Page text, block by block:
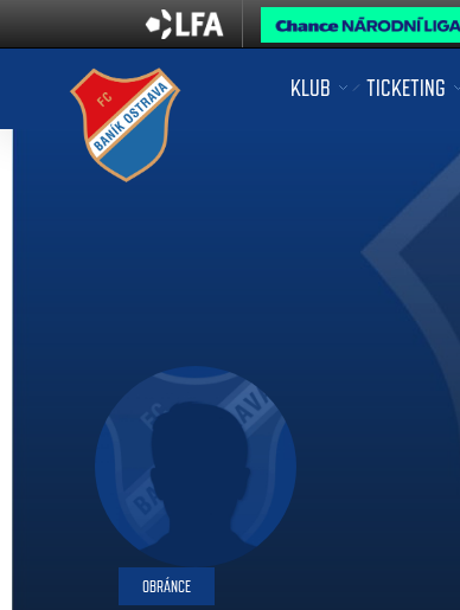
KLUB TICKETING
OBRÁNCE